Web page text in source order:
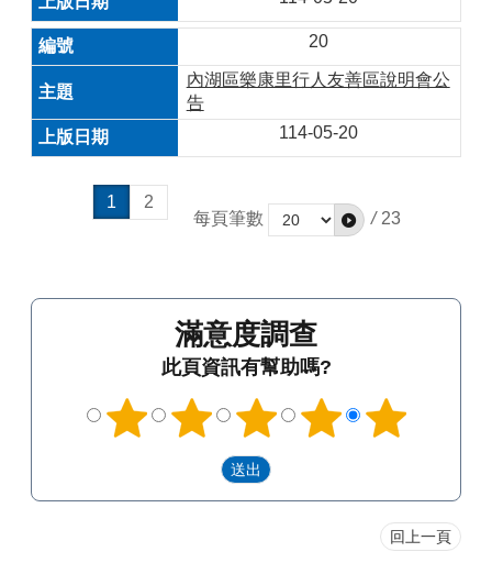
20
內湖區樂康里行人友善區說明會公
告
114-05-20
1
2
每頁筆數
/ 23
滿意度調查
此頁資訊有幫助嗎?
回上一頁